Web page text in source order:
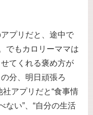
プリだと、途中で
でもカロリーママは
てくれる褒め方が
分、明日頑張ろ
アプリだと“食事情
ない”、“自分の生活